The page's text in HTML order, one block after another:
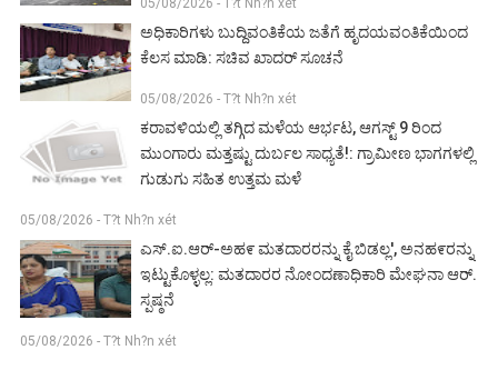
ಅಧಿಕಾರಿಗಳು ಬುದ್ದಿವಂತಿಕೆಯ ಜತೆಗೆ ಹೃದಯವಂತಿಕೆಯಿಂದ
ಕೆಲಸ ಮಾಡಿ: ಸಚಿವ ಖಾದರ್ ಸೂಚನೆ
05/08/2026 - T?t Nh?n xét
ಕರಾವಳಿಯಲ್ಲಿ ತಗ್ಗಿದ ಮಳೆಯ ಆರ್ಭಟ, ಆಗಸ್ಟ್ 9 ರಿಂದ
ಮುಂಗಾರು ಮತ್ತಷ್ಟು ದುರ್ಬಲ ಸಾಧ್ಯತೆ!: ಗ್ರಾಮೀಣ ಭಾಗಗಳಲ್ಲಿ
ಗುಡುಗು ಸಹಿತ ಉತ್ತಮ ಮಳೆ
05/08/2026 - T?t Nh?n xét
ಎಸ್.ಐ.ಆರ್-ಅಹ೯ ಮತದಾರರನ್ನು ಕೈ ಬಿಡಲ್ಲ', ಅನಹ೯ರನ್ನು
ಇಟ್ಟುಕೊಳ್ಳಲ್ಲ: ಮತದಾರರ ನೋಂದಣಾಧಿಕಾರಿ ಮೇಘನಾ ಆರ್.
ಸ್ಪಷ್ಠನೆ
05/08/2026 - T?t Nh?n xét